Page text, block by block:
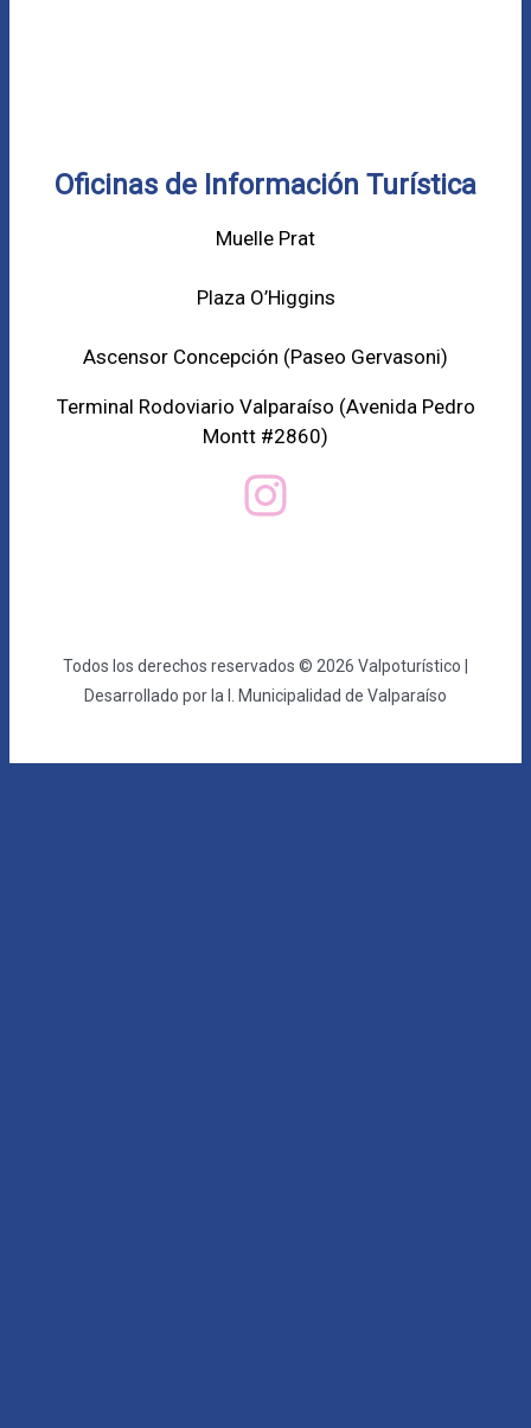
Oficinas de Información Turística
Muelle Prat
Plaza O’Higgins
Ascensor Concepción (Paseo Gervasoni)
Terminal Rodoviario Valparaíso (Avenida Pedro
Montt #2860)
Todos los derechos reservados © 2026 Valpoturístico |
Desarrollado por la I. Municipalidad de Valparaíso